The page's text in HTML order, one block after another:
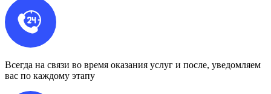
Всегда на связи во время оказания услуг и после, уведомляем
вас по каждому этапу